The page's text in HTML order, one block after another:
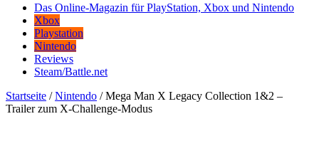
Das Online-Magazin für PlayStation, Xbox und Nintendo
Xbox
Playstation
Nintendo
Reviews
Steam/Battle.net
Startseite / Nintendo / Mega Man X Legacy Collection 1&2 –
Trailer zum X-Challenge-Modus